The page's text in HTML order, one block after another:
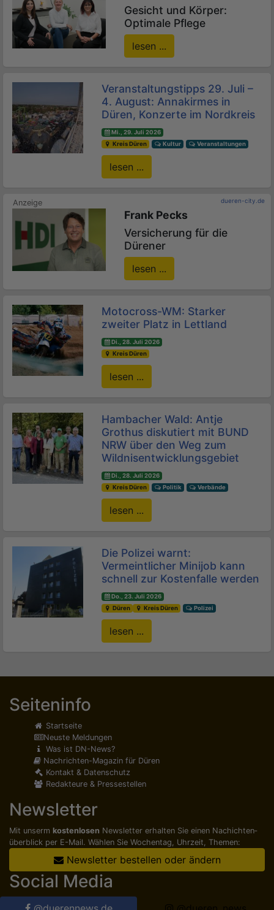
Gesicht und Körper:
Optimale Pflege
lesen ...
Veranstaltungstipps 29. Juli –
4. August: Annakirmes in
Düren, Konzerte im Nordkreis
Mi., 29. Juli 2026
Kreis Düren
Kultur Veranstaltungen
lesen ...
dueren-city.de
Frank Pecks
Versicherung für die
Dürener
lesen ...
Motocross-WM: Starker
zweiter Platz in Lettland
Di., 28. Juli 2026
Kreis Düren
lesen ...
Hambacher Wald: Antje
Grothus diskutiert mit BUND
NRW über den Weg zum
Wildnisentwicklungsgebiet
Di., 28. Juli 2026
Kreis Düren
Politik Verbände
lesen ...
Die Polizei warnt:
Vermeintlicher Minijob kann
schnell zur Kostenfalle werden
Do., 23. Juli 2026
Düren
Kreis Düren Polizei
lesen ...
Seiteninfo
Startseite
Neuste Meldungen
Was ist DN-News?
Nachrichten-Magazin für Düren
Kontakt & Datenschutz
Redakteure & Pressestellen
Newsletter
Mit unserm kostenlosen Newsletter erhalten Sie einen Nachichten­
überblick per E-Mail. Wählen Sie Wochentag, Uhrzeit, Themen:
Newsletter bestellen oder ändern
Social Media